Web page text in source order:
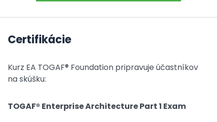
Certifikácie
Kurz EA TOGAF® Foundation pripravuje účastníkov
na skúšku:
TOGAF® Enterprise Architecture Part 1 Exam